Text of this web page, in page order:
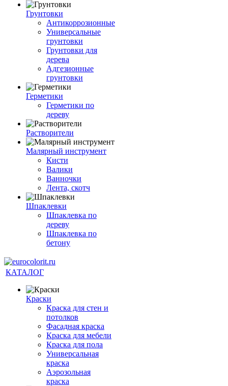
Грунтовки
Антикоррозионные
Универсальные
грунтовки
Грунтовки для
дерева
Адгезионные
грунтовки
Герметики
Герметики по
дереву
Растворители
Малярный инструмент
Кисти
Валики
Ванночки
Лента, скотч
Шпаклевки
Шпаклевка по
дереву
Шпаклевка по
бетону
КАТАЛОГ
Краски
Краска для стен и
потолков
Фасадная краска
Краска для мебели
Краска для пола
Универсальная
краска
Аэрозольная
краска